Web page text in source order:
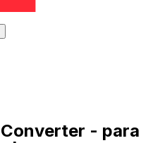
- para